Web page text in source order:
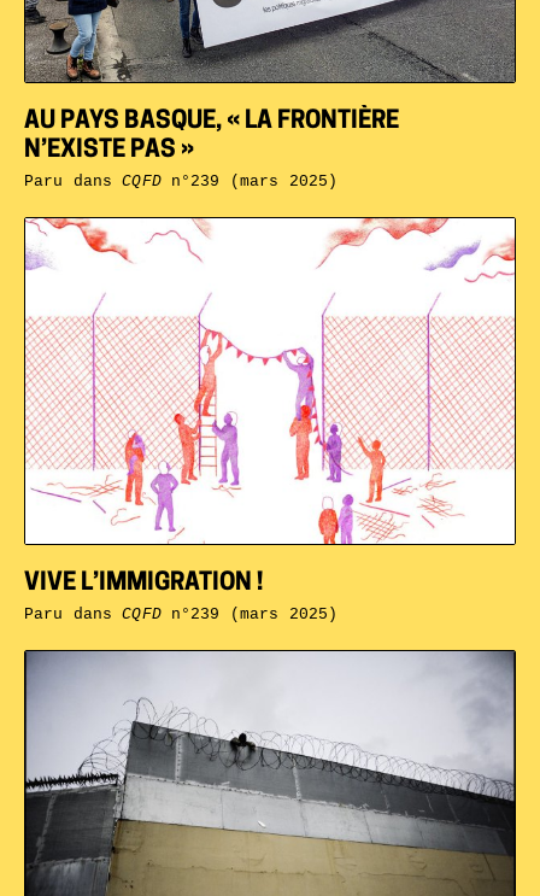
VIVE L’IMMIGRATION !
Paru dansCQFDn°239 (mars 2025)
AU PAYS BASQUE, « LA FRONTIÈRE
N’EXISTE PAS »
Paru dansCQFDn°239 (mars 2025)